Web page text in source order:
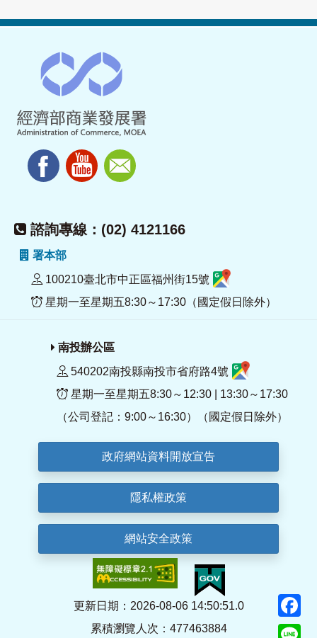
諮詢專線：(02) 4121166
署本部
100210臺北市中正區福州街15號
星期一至星期五8:30～17:30（國定假日除外）
南投辦公區
540202南投縣南投市省府路4號
星期一至星期五8:30～12:30 | 13:30～17:30
（公司登記：9:00～16:30）（國定假日除外）
政府網站資料開放宣告
隱私權政策
網站安全政策
更新日期：2026-08-06 14:50:51.0
累積瀏覽人次：477463884